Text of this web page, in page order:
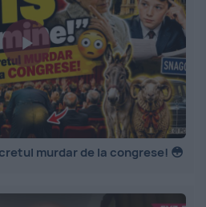
murdar de la congrese! 😳